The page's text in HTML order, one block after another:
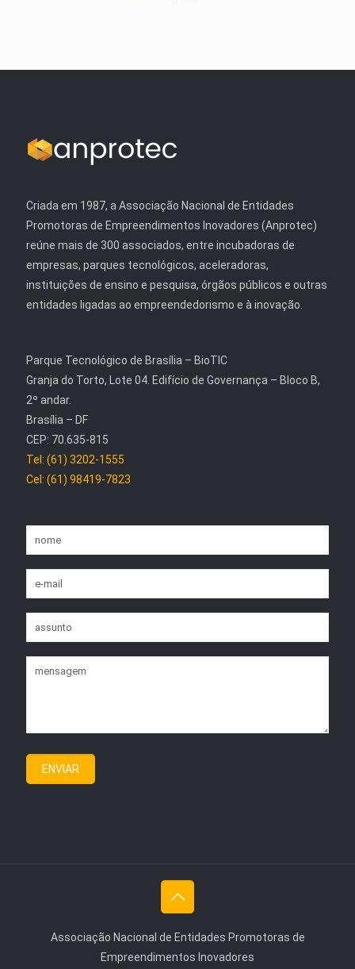
Criada em 1987, a Associação Nacional de Entidades
Promotoras de Empreendimentos Inovadores (Anprotec)
reúne mais de 300 associados, entre incubadoras de
empresas, parques tecnológicos, aceleradoras,
instituições de ensino e pesquisa, órgãos públicos e outras
entidades ligadas ao empreendedorismo e à inovação.
Parque Tecnológico de Brasília – BioTIC
Granja do Torto, Lote 04. Edifício de Governança – Bloco B,
2º andar.
Brasília – DF
CEP: 70.635-815
Tel: (61) 3202-1555
Cel: (61) 98419-7823
Associação Nacional de Entidades Promotoras de
Empreendimentos Inovadores